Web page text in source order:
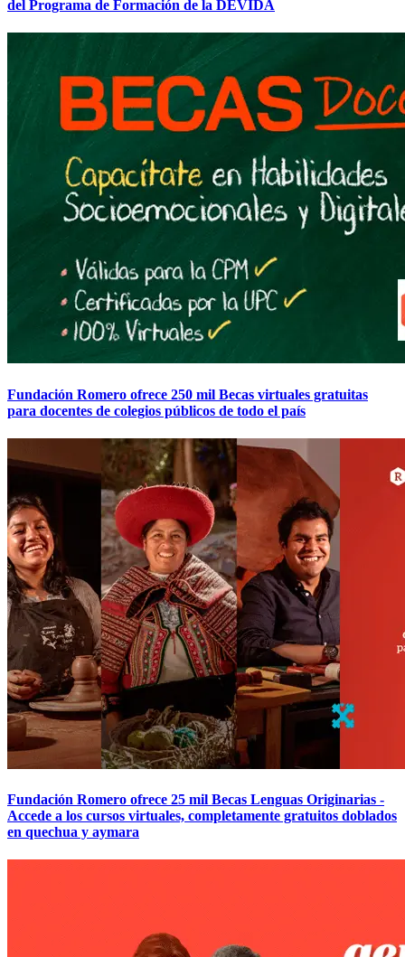
del Programa de Formación de la DEVIDA
Fundación Romero ofrece 250 mil Becas virtuales gratuitas
para docentes de colegios públicos de todo el país
Fundación Romero ofrece 25 mil Becas Lenguas Originarias -
Accede a los cursos virtuales, completamente gratuitos doblados
en quechua y aymara